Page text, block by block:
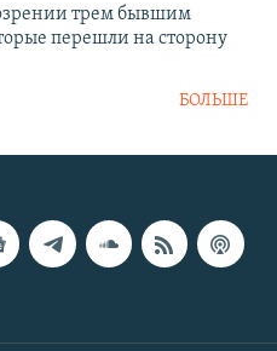
трем бывшим
перешли на сторону
БОЛЬШЕ